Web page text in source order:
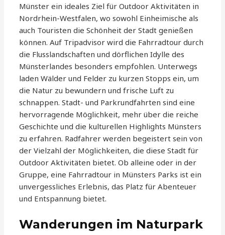
Münster ein ideales Ziel für Outdoor Aktivitäten in
Nordrhein-Westfalen, wo sowohl Einheimische als
auch Touristen die Schönheit der Stadt genießen
können. Auf Tripadvisor wird die Fahrradtour durch
die Flusslandschaften und dörflichen Idylle des
Münsterlandes besonders empfohlen. Unterwegs
laden Wälder und Felder zu kurzen Stopps ein, um
die Natur zu bewundern und frische Luft zu
schnappen. Stadt- und Parkrundfahrten sind eine
hervorragende Möglichkeit, mehr über die reiche
Geschichte und die kulturellen Highlights Münsters
zu erfahren. Radfahrer werden begeistert sein von
der Vielzahl der Möglichkeiten, die diese Stadt für
Outdoor Aktivitäten bietet. Ob alleine oder in der
Gruppe, eine Fahrradtour in Münsters Parks ist ein
unvergessliches Erlebnis, das Platz für Abenteuer
und Entspannung bietet.
Wanderungen im Naturpark